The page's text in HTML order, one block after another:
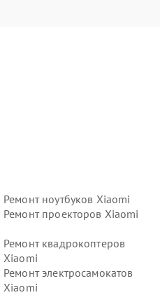
Ремонт ноутбуков Xiaomi
Ремонт проекторов Xiaomi
Ремонт квадрокоптеров
Xiaomi
Ремонт электросамокатов
Xiaomi